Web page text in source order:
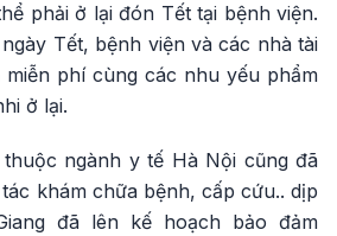
phải ở lại đón Tết tại bệnh viện.
Tết, bệnh viện và các nhà tài
phí cùng các nhu yếu phẩm
ở lại.
ngành y tế Hà Nội cũng đã
khám chữa bệnh, cấp cứu.. dịp
đã lên kế hoạch bảo đảm